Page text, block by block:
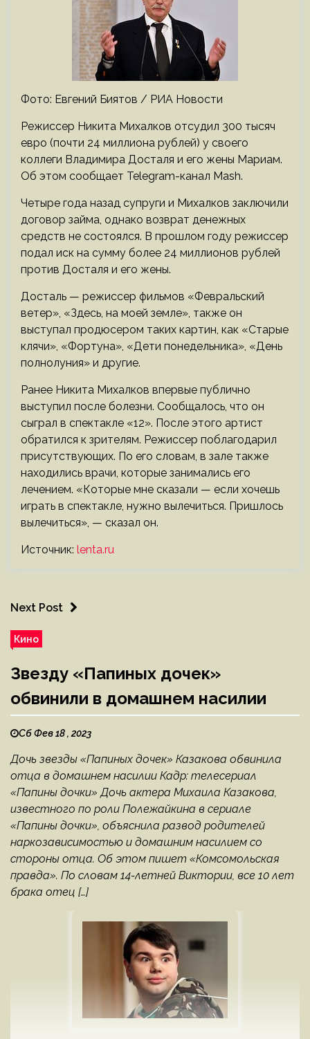
Фото: Евгений Биятов / РИА Новости
Режиссер Никита Михалков отсудил 300 тысяч
евро (почти 24 миллиона рублей) у своего
коллеги Владимира Досталя и его жены Мариам.
Об этом сообщает Telegram-канал Mash.
Четыре года назад супруги и Михалков заключили
договор займа, однако возврат денежных
средств не состоялся. В прошлом году режиссер
подал иск на сумму более 24 миллионов рублей
против Досталя и его жены.
Досталь — режиссер фильмов «Февральский
ветер», «Здесь, на моей земле», также он
выступал продюсером таких картин, как «Старые
клячи», «Фортуна», «Дети понедельника», «День
полнолуния» и другие.
Ранее Никита Михалков впервые публично
выступил после болезни. Сообщалось, что он
сыграл в спектакле «12». После этого артист
обратился к зрителям. Режиссер поблагодарил
присутствующих. По его словам, в зале также
находились врачи, которые занимались его
лечением. «Которые мне сказали — если хочешь
играть в спектакле, нужно вылечиться. Пришлось
вылечиться», — сказал он.
Источник: lenta.ru
Next Post
Кино
Звезду «Папиных дочек»
обвинили в домашнем насилии
Сб Фев 18 , 2023
Дочь звезды «Папиных дочек» Казакова обвинила
отца в домашнем насилии Кадр: телесериал
«Папины дочки» Дочь актера Михаила Казакова,
известного по роли Полежайкина в сериале
«Папины дочки», объяснила развод родителей
наркозависимостью и домашним насилием со
стороны отца. Об этом пишет «Комсомольская
правда». По словам 14-летней Виктории, все 10 лет
брака отец […]